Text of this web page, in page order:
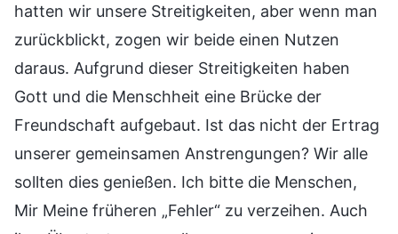
hatten wir unsere Streitigkeiten, aber wenn man
zurückblickt, zogen wir beide einen Nutzen
daraus. Aufgrund dieser Streitigkeiten haben
Gott und die Menschheit eine Brücke der
Freundschaft aufgebaut. Ist das nicht der Ertrag
unserer gemeinsamen Anstrengungen? Wir alle
sollten dies genießen. Ich bitte die Menschen,
Mir Meine früheren „Fehler“ zu verzeihen. Auch